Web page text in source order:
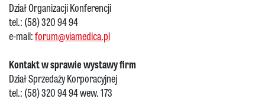
Dział Organizacji Konferencji
tel.: (58) 320 94 94
e-mail:forum@viamedica.pl
Kontakt w sprawie wystawy firm
Dział Sprzedaży Korporacyjnej
tel.: (58) 320 94 94 wew. 173